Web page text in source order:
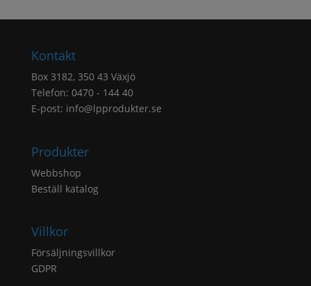
Kontakt
Box 3182, 350 43 Växjö
Telefon: 0470 - 144 40
E-post: info@lpprodukter.se
Produkter
Webbshop
Beställ katalog
Villkor
Försäljningsvillkor
GDPR